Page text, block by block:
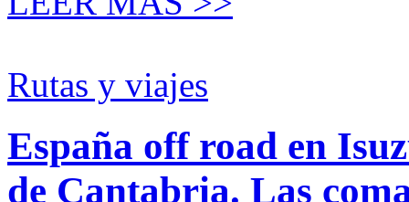
Rutas y viajes
España off road en
de Cantabria. Las